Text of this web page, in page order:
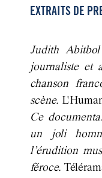
EXTRAITS DE
Judith
journaliste et
chanson
scène.
Ce
un joli
l’érudition
féroce.